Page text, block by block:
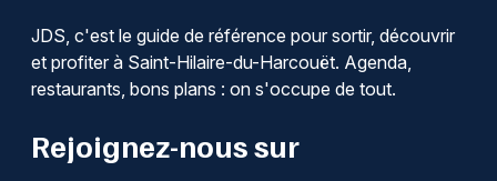
JDS, c'est le guide de référence pour sortir, découvrir
et profiter à Saint-Hilaire-du-Harcouët. Agenda,
restaurants, bons plans : on s'occupe de tout.
Rejoignez-nous sur